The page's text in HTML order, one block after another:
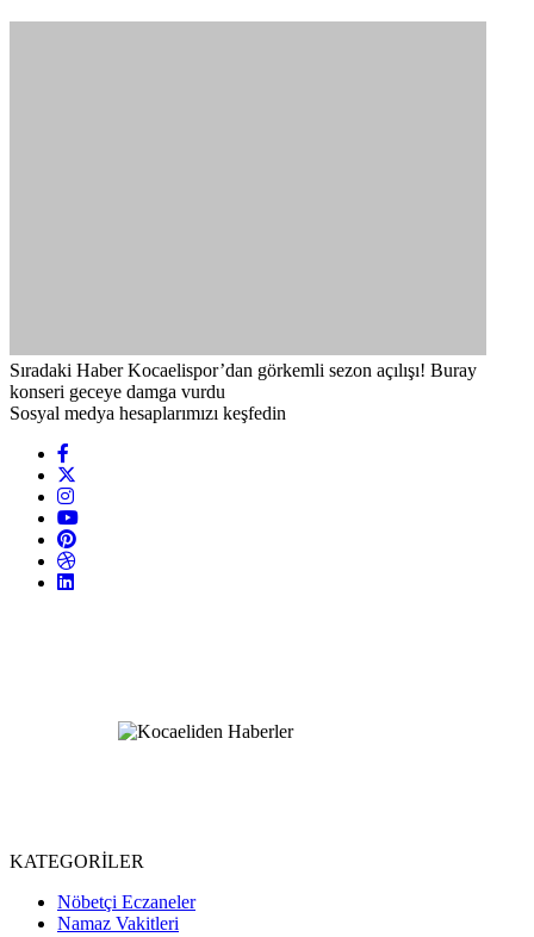
Sıradaki Haber Kocaelispor’dan görkemli sezon açılışı! Buray
konseri geceye damga vurdu
Sosyal medya hesaplarımızı keşfedin
KATEGORİLER
Nöbetçi Eczaneler
Namaz Vakitleri